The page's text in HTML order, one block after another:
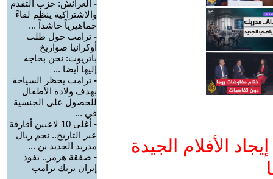
الأفلام الجيدة
- العرائش: حزب التقدم
والاشتراكية ينظم لقاءً
جماهيرياً حاشداً ...
- ترامب حول طلب
أوكرانيا صواريخ
باتريوت: نحن بحاجة
إليها أيضا ...
- ترامب يحظر السياحة
بهدف ولادة الأطفال
للحصول على الجنسية
في ...
-
أغلى 10 لاعبين أفارقة
عبر التاريخ.. نجم ريال
مدريد الجديد ين ...
- صفقة هرمز.. نفوذ
إيران يربك ترامب